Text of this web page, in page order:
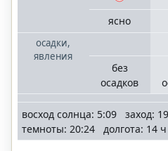
осадки,
явления
ясно
без
осадков
восход солнца: 5:09 заход:
темноты: 20:24 долгота: 14
политика
конфиденциальности